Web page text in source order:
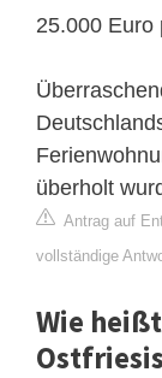
25.000 Euro
überholt
Antrag auf
vollständige
Wie